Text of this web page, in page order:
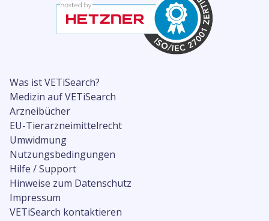
Was ist VETiSearch?
Medizin auf VETiSearch
Arzneibücher
EU-Tierarzneimittelrecht
Umwidmung
Nutzungsbedingungen
Hilfe / Support
Hinweise zum Datenschutz
Impressum
VETiSearch kontaktieren